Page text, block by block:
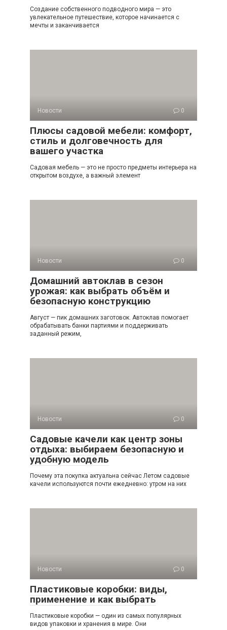
Создание собственного подводного мира — это
увлекательное путешествие, которое начинается с
мечты и заканчивается
Новости 0
Плюсы садовой мебели: комфорт,
стиль и долговечность для
вашего участка
Садовая мебель — это не просто предметы интерьера на
открытом воздухе, а важный элемент
Новости 0
Домашний автоклав в сезон
урожая: как выбрать объём и
безопасную конструкцию
Август — пик домашних заготовок. Автоклав помогает
обрабатывать банки партиями и поддерживать
заданный режим,
Новости 0
Садовые качели как центр зоны
отдыха: выбираем безопасную и
удобную модель
Почему эта покупка актуальна сейчас Летом садовые
качели используются почти ежедневно: утром на них
Новости 0
Пластиковые коробки: виды,
применение и как выбрать
Пластиковые коробки — один из самых популярных
видов упаковки и хранения в мире. Они